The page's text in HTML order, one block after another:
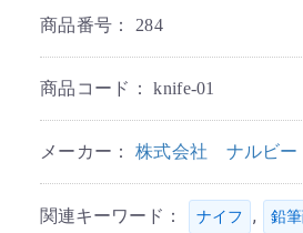
商品番号： 284
商品コード：knife-01
メーカー： 株式会社 ナルビー
関連キーワード： ナイフ , 鉛